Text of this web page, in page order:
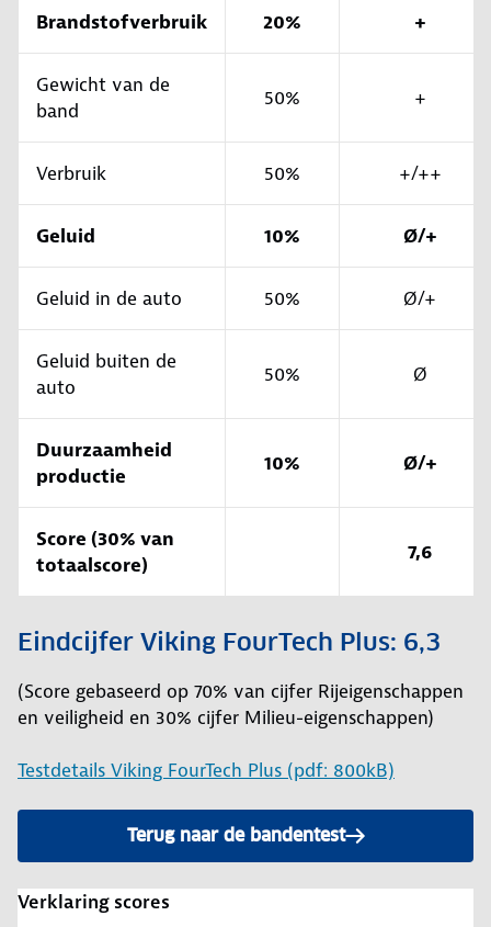
Brandstofverbruik 20% +
Gewicht van de
band
50% +
Verbruik 50% +/++
Geluid 10% Ø/+
Geluid in de auto 50% Ø/+
Geluid buiten de
auto
50% Ø
Duurzaamheid
productie
10% Ø/+
Score (30% van
totaalscore)
7,6
Eindcijfer Viking FourTech Plus: 6,3
(Score gebaseerd op 70% van cijfer Rijeigenschappen
en veiligheid en 30% cijfer Milieu-eigenschappen)
Testdetails Viking FourTech Plus (pdf: 800kB)
Terug naar de bandentest
Verklaring scores